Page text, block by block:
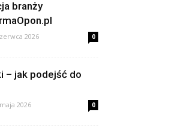
branży
2026 0
– jak podejść do
2026 0